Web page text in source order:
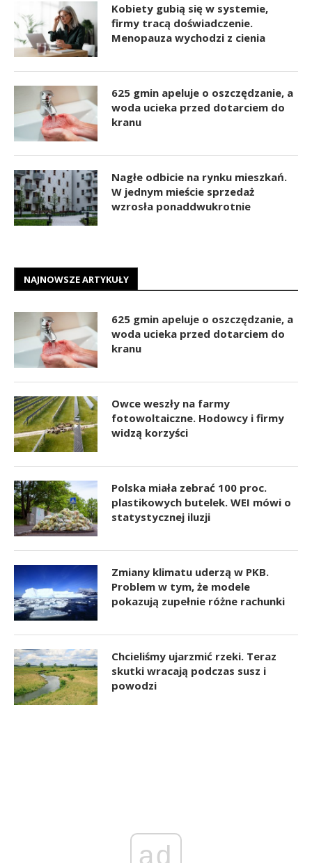
Kobiety gubią się w systemie,
firmy tracą doświadczenie.
Menopauza wychodzi z cienia
625 gmin apeluje o oszczędzanie, a
woda ucieka przed dotarciem do
kranu
Nagłe odbicie na rynku mieszkań.
W jednym mieście sprzedaż
wzrosła ponaddwukrotnie
NAJNOWSZE ARTYKUŁY
625 gmin apeluje o oszczędzanie, a
woda ucieka przed dotarciem do
kranu
Owce weszły na farmy
fotowoltaiczne. Hodowcy i firmy
widzą korzyści
Polska miała zebrać 100 proc.
plastikowych butelek. WEI mówi o
statystycznej iluzji
Zmiany klimatu uderzą w PKB.
Problem w tym, że modele
pokazują zupełnie różne rachunki
Chcieliśmy ujarzmić rzeki. Teraz
skutki wracają podczas susz i
powodzi
ad